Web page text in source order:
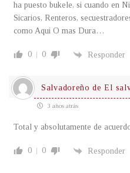
ha puesto bukele, si cuando en
Sicarios, Renteros,
como Aqui O mas Dura…
0 0 Responder
Salvadoreño de El
3 años atrás
Total y absolutamente de
0 0 Responder